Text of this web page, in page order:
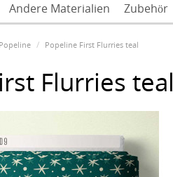
Andere Materialien Zubehör
Popeline Popeline First Flurries teal
Flurries teal